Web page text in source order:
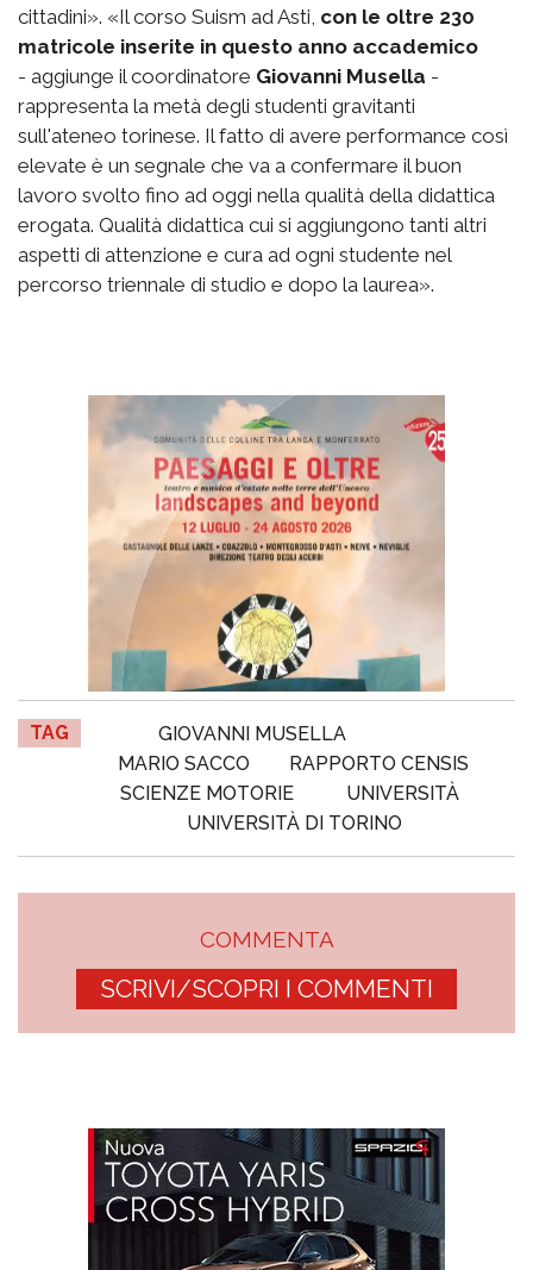
cittadini». «Il corso Suism ad Asti, con le oltre 230
matricole inserite in questo anno accademico
- aggiunge il coordinatore Giovanni Musella -
rappresenta la metà degli studenti gravitanti
sull'ateneo torinese. Il fatto di avere performance così
elevate è un segnale che va a confermare il buon
lavoro svolto fino ad oggi nella qualità della didattica
erogata. Qualità didattica cui si aggiungono tanti altri
aspetti di attenzione e cura ad ogni studente nel
percorso triennale di studio e dopo la laurea».
TAG
GIOVANNI MUSELLA
MARIO SACCO
RAPPORTO CENSIS
SCIENZE MOTORIE
UNIVERSITÀ
UNIVERSITÀ DI TORINO
COMMENTA
SCRIVI/SCOPRI I COMMENTI